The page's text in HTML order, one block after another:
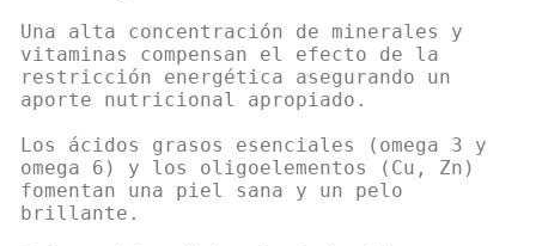
Una alta concentración de minerales y
vitaminas compensan el efecto de la
restricción energética asegurando un
aporte nutricional apropiado.
Los ácidos grasos esenciales (omega 3 y
omega 6) y los oligoelementos (Cu, Zn)
fomentan una piel sana y un pelo
brillante.